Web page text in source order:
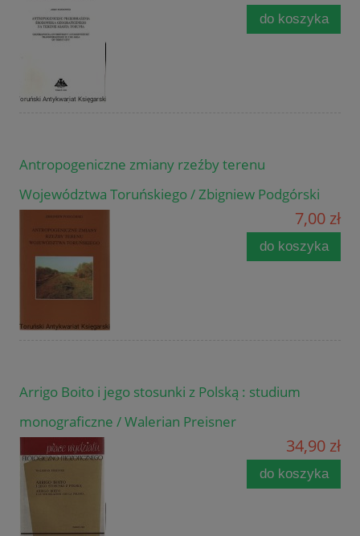
do koszyka
Antropogeniczne zmiany rzeźby terenu
Województwa Toruńskiego / Zbigniew Podgórski
7,00 zł
do koszyka
Arrigo Boito i jego stosunki z Polską : studium
monograficzne / Walerian Preisner
34,90 zł
do koszyka